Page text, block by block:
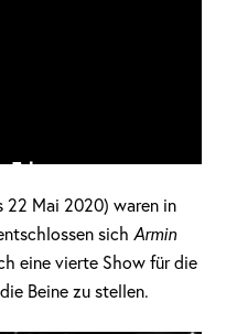
22 Mai 2020) waren in
sich Armin
eine vierte Show für die
Beine zu stellen.